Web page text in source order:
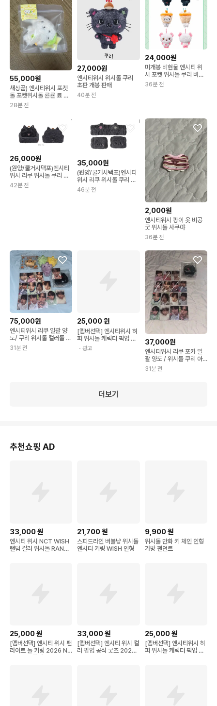
55,000원
새상품) 엔시티위시 포켓
돌 포켓위시돌 룐룐 료 위
시돌
28분 전
27,000원
엔시티위시 위시돌 쿠리
초판 개봉 판매
40분 전
24,000원
미개봉 비현물 엔시티 위
시 포켓 위시돌 쿠리 버블
냥 팡이 리쿠 유우시 사쿠
야 삼쿠
36분 전
26,000원
(원양/쿨거시택포)엔시티
위시 리쿠 위시돌 쿠리 트
레이 오드투러브
42분 전
35,000원
(원양/쿨거시택포)엔시티
위시 리쿠 위시돌 쿠리 세
안밴드 오드투러브
46분 전
2,000원
엔시티위시 팡이 옷 비공
굿 위시돌 사쿠야
36분 전
75,000원
엔시티위시 리쿠 일괄 양
도/ 쿠리 위시돌 컬러돌 아
잉
31분 전
25,000원
[멤버선택] 엔시티위시 히
퍼 위시돌 캐릭터 픽업 피
규어 2026 NCT WISH
POP UP MD WISH BA
・광고
37,000원
엔시티위시 리쿠 포카 일
괄 양도 / 위시돌 쿠리 아
잉 미라클
31분 전
더보기
추천쇼핑 AD
33,000원
엔시티 위시 NCT WISH
랜덤 컬러 위시돌 RAND
21,700원
스피드라인 버블냥 위시돌
엔시티 키링 WISH 인형
9,900원
위시돌 만화 키 체인 인형
가방 펜던트
25,000원
[멤버선택] 엔시티 위시 팬
라이트 돌 키링 2026 NC
33,000원
[멤버선택] 엔시티 위시 컬
러 팝업 공식 굿즈 2025
25,000원
[멤버선택] 엔시티위시 히
퍼 위시돌 캐릭터 픽업 피